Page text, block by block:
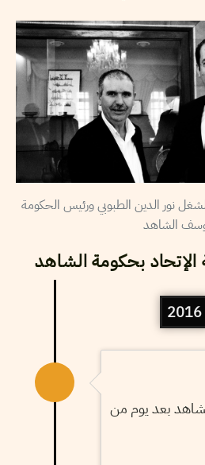
نور الدين الطبوبي ورئيس الحكومة
الشاهد
بحكومة الشاهد
2016
بعد يوم من